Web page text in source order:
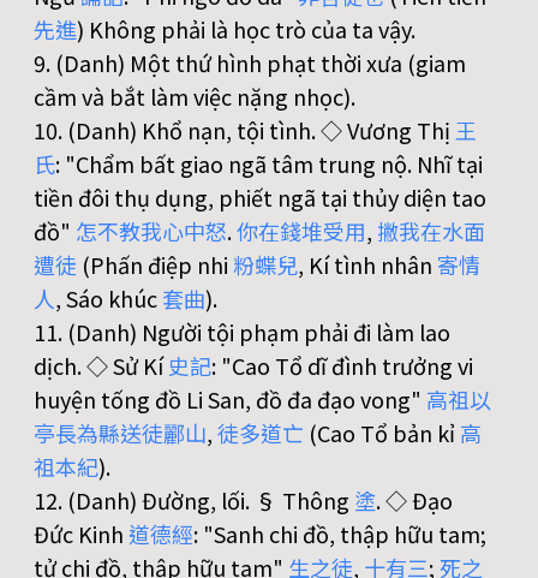
先進) Không phải là học trò của ta vậy.
9. (Danh) Một thứ hình phạt thời xưa (giam
cầm và bắt làm việc nặng nhọc).
10. (Danh) Khổ nạn, tội tình. ◇ Vương Thị 王
氏: "Chẩm bất giao ngã tâm trung nộ. Nhĩ tại
tiền đôi thụ dụng, phiết ngã tại thủy diện tao
đồ" 怎不教我心中怒.你在錢堆受用, 撇我在水面
遭徒 (Phấn điệp nhi粉蝶兒, Kí tình nhân 寄情
人, Sáo khúc套曲).
11. (Danh) Người tội phạm phải đi làm lao
dịch. ◇ Sử Kí史記: "Cao Tổ dĩ đình trưởng vi
huyện tống đồ Li San, đồ đa đạo vong" 高祖以
亭長為縣送徒酈山,徒多道亡 (Cao Tổ bản kỉ 高
祖本紀).
12. (Danh) Đường, lối. § Thông 塗. ◇ Đạo
Đức Kinh 道德經: "Sanh chi đồ, thập hữu tam;
tử chi đồ, thập hữu tam" 生之徒, 十有三;死之